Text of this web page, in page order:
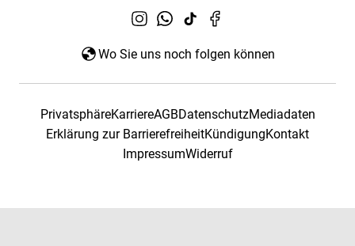
Wo Sie uns noch folgen können
PrivatsphäreKarriereAGBDatenschutzMediadaten
Erklärung zur BarrierefreiheitKündigungKontakt
ImpressumWiderruf